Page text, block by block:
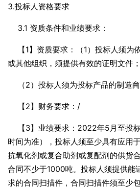
3.投标人资格要求
3.1 资质条件和业绩要求：
【1】资质要求：（1）投标人须为
或其他组织，须提供有效的证明文件；
（2）投标人须为投标产品的制造商
【2】财务要求：/
【3】业绩要求：2022年5月至投
时间为准），投标人须至少具有应用
抗氧化剂或复合助剂或复配剂的供货
合同不少于1000吨。投标人须提供能
求的合同扫描件，合同扫描件须至少